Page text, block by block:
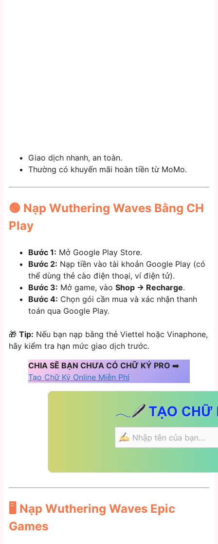
Giao dịch nhanh, an toàn.
Thường có khuyến mãi hoàn tiền từ MoMo.
🟢 Nạp Wuthering Waves Bằng CH
Play
Bước 1: Mở Google Play Store.
Bước 2: Nạp tiền vào tài khoản Google Play (có
thể dùng thẻ cào điện thoại, ví điện tử).
Bước 3: Mở game, vào Shop → Recharge.
Bước 4: Chọn gói cần mua và xác nhận thanh
toán qua Google Play.
🎁 Tip: Nếu bạn nạp bằng thẻ Viettel hoặc Vinaphone,
hãy kiểm tra hạn mức giao dịch trước.
CHIA SẼ BẠN CHƯA CÓ CHỮ KÝ PRO ➡️
Tạo Chữ Ký Online Miễn Phí
🖥️ Nạp Wuthering Waves Epic
Games